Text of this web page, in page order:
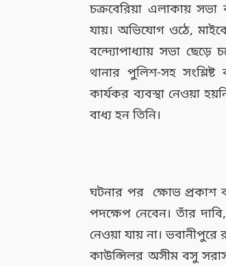
চক্রবেরিয়া এলাকায়
যায়। অভিযোগ ওঠে,
বন্দ্যোপাধ্যায় সভা ছেড়ে
থানার পুলিশ-সহ
কার্যকর ব্যবস্থা নেওয়া
বাধ্য হন তিনি।
ঘটনার পর ক্ষোভ প্রকাশ
পদক্ষেপ নেবেন। তাঁর
নেওয়া যায় না।
কাউন্সিলর অসীম বসু